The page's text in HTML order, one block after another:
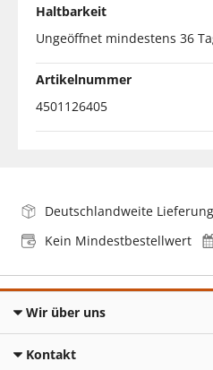
Haltbarkeit
Ungeöffnet mindestens 36
Artikelnummer
4501126405
Deutschlandweite Lieferung
Kein Mindestbestellwert
Wir über uns
Kontakt